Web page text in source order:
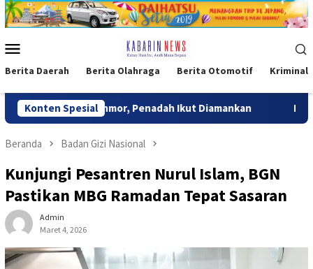
Loncat
ke
Mobile
Berita Daerah Berita Olahraga Berita Otomotif Kriminal
Konten Spesial
Curanmor, Penadah Ikut Diamankan Brimob Polda
Beranda Badan Gizi Nasional
Kunjungi Pesantren Nurul Islam, BGN
Pastikan MBG Ramadan Tepat Sasaran
Admin
Maret 4, 2026